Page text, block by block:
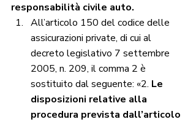
responsabilità civile auto.
All’articolo 150 del codice delle
assicurazioni private, di cui al
decreto legislativo 7 settembre
2005, n. 209, il comma 2 è
sostituito dal seguente: «2. Le
disposizioni relative alla
procedura prevista dall’articolo